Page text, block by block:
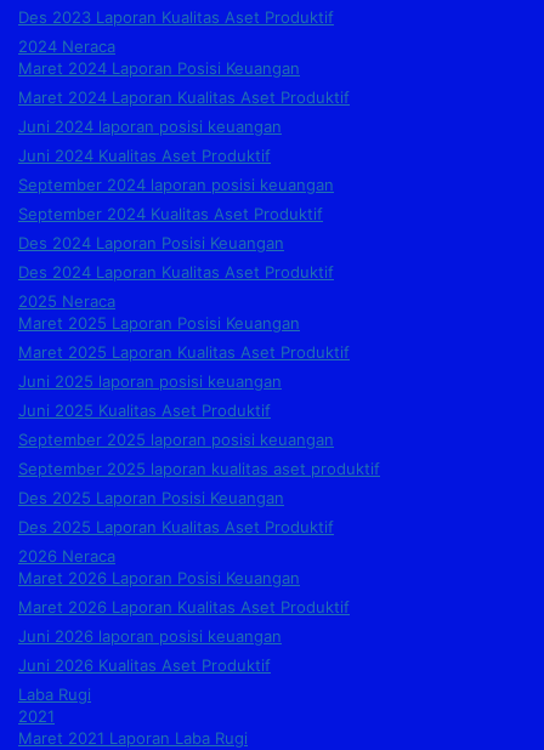
Des 2023 Laporan Kualitas Aset Produktif
2024 Neraca
Maret 2024 Laporan Posisi Keuangan
Maret 2024 Laporan Kualitas Aset Produktif
Juni 2024 laporan posisi keuangan
Juni 2024 Kualitas Aset Produktif
September 2024 laporan posisi keuangan
September 2024 Kualitas Aset Produktif
Des 2024 Laporan Posisi Keuangan
Des 2024 Laporan Kualitas Aset Produktif
2025 Neraca
Maret 2025 Laporan Posisi Keuangan
Maret 2025 Laporan Kualitas Aset Produktif
Juni 2025 laporan posisi keuangan
Juni 2025 Kualitas Aset Produktif
September 2025 laporan posisi keuangan
September 2025 laporan kualitas aset produktif
Des 2025 Laporan Posisi Keuangan
Des 2025 Laporan Kualitas Aset Produktif
2026 Neraca
Maret 2026 Laporan Posisi Keuangan
Maret 2026 Laporan Kualitas Aset Produktif
Juni 2026 laporan posisi keuangan
Juni 2026 Kualitas Aset Produktif
Laba Rugi
2021
Maret 2021 Laporan Laba Rugi